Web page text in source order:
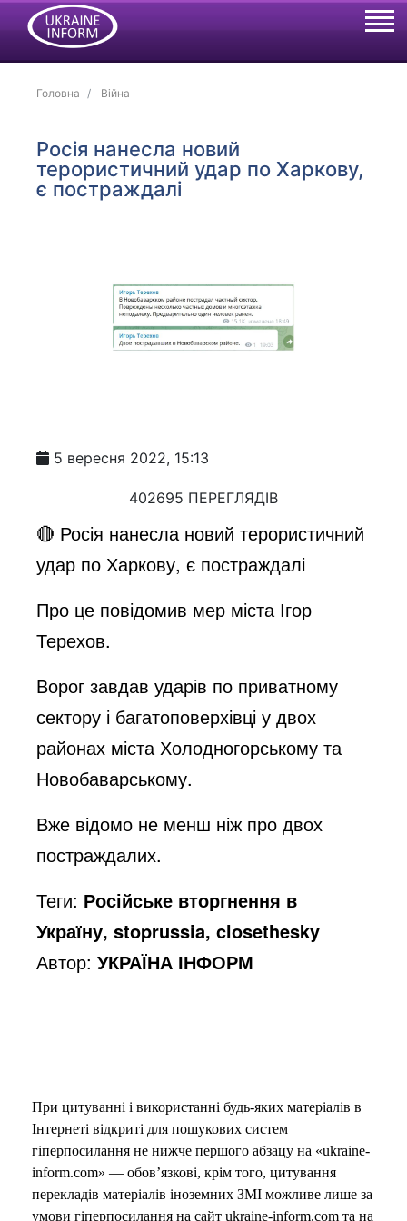
Головна Війна
Росія нанесла новий
терористичний удар по Харкову,
є постраждалі
5 вересня 2022, 15:13
402695 ПЕРЕГЛЯДІВ
🔴 Росія нанесла новий терористичний
удар по Харкову, є постраждалі
Про це повідомив мер міста Ігор
Терехов.
Ворог завдав ударів по приватному
сектору і багатоповерхівці у двох
районах міста Холодногорському та
Новобаварському.
Вже відомо не менш ніж про двох
постраждалих.
Теги: Російське вторгнення в
Україну, stoprussia, closethesky
Автор:УКРАЇНА ІНФОРМ
При цитуванні і використанні будь-яких матеріалів в
Інтернеті відкриті для пошукових систем
гіперпосилання не нижче першого абзацу на «ukraine-
inform.com» — обов’язкові, крім того, цитування
перекладів матеріалів іноземних ЗМІ можливе лише за
умови гіперпосилання на сайт ukraine-inform.com та на